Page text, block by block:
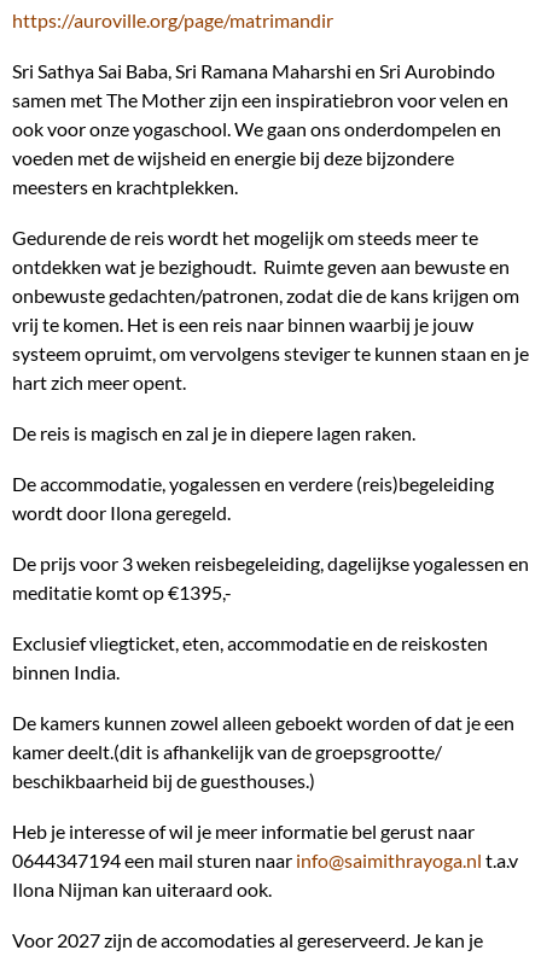
https://auroville.org/page/matrimandir
Sri Sathya Sai Baba, Sri Ramana Maharshi en Sri Aurobindo
samen met The Mother zijn een inspiratiebron voor velen en
ook voor onze yogaschool. We gaan ons onderdompelen en
voeden met de wijsheid en energie bij deze bijzondere
meesters en krachtplekken.
Gedurende de reis wordt het mogelijk om steeds meer te
ontdekken wat je bezighoudt. Ruimte geven aan bewuste en
onbewuste gedachten/patronen, zodat die de kans krijgen om
vrij te komen. Het is een reis naar binnen waarbij je jouw
systeem opruimt, om vervolgens steviger te kunnen staan en je
hart zich meer opent.
De reis is magisch en zal je in diepere lagen raken.
De accommodatie, yogalessen en verdere (reis)begeleiding
wordt door Ilona geregeld.
De prijs voor 3 weken reisbegeleiding, dagelijkse yogalessen en
meditatie komt op €1395,-
Exclusief vliegticket, eten, accommodatie en de reiskosten
binnen India.
De kamers kunnen zowel alleen geboekt worden of dat je een
kamer deelt.(dit is afhankelijk van de groepsgrootte/
beschikbaarheid bij de guesthouses.)
Heb je interesse of wil je meer informatie bel gerust naar
0644347194 een mail sturen naar info@saimithrayoga.nl t.a.v
Ilona Nijman kan uiteraard ook.
Voor 2027 zijn de accomodaties al gereserveerd. Je kan je